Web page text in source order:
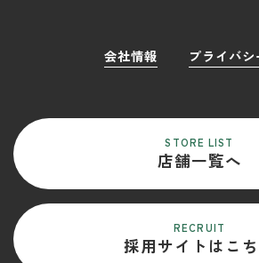
会社情報 プライバ
STORE LIST
店舗一覧へ
RECRUIT
採用サイトはこ